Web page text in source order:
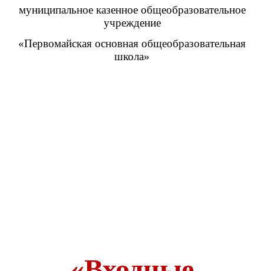
муниципальное казенное общеобразовательное
учреждение
«Первомайская основная общеобразовательная
школа»